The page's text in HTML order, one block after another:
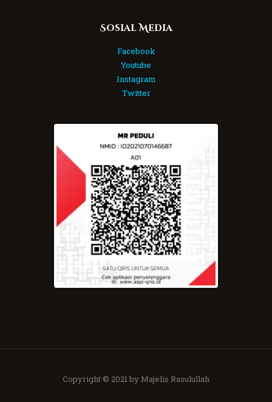
Sosial Media
Facebook
Youtube
Instagram
Twitter
Copyright © 2021 by Majelis Rasulullah